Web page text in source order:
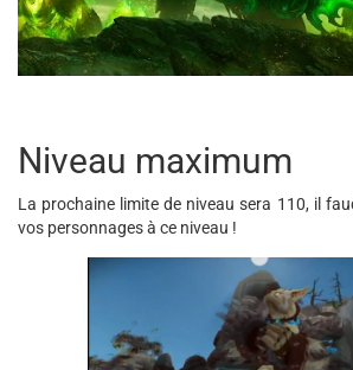
Niveau maximum
La prochaine limite de niveau sera 110, il
vos personnages à ce niveau !